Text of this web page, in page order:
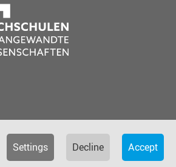
Settings Decline Accept